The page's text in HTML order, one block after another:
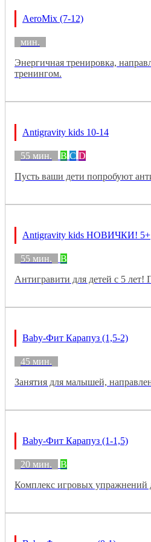
AeroMix (7-12)
мин.
Энергичная тренировка,
тренингом.
Antigravity kids 10-14
55 мин. B C D
Пусть ваши дети попробуют
Antigravity kids НОВИЧКИ! 5+
55 мин.
B
Антигравити для детей с 5
Baby-Фит Карапуз (1,5-2)
45 мин.
Занятия для малышей,
Baby-Фит Карапуз (1-1,5)
20 мин.
B
Комплекс игровых упражнений